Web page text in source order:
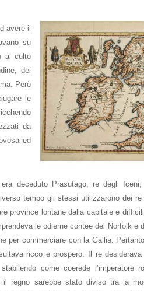
avere il
su
al culto
dei
Però
le
da
ed
era deceduto Prasutago, re degli
tempo gli stessi utilizzarono dei re
province lontane dalla capitale e
le odierne contee del Norfolk e
per commerciare con la Gallia.
ricco e prospero. Il re
come coerede l’imperatore
il regno sarebbe stato diviso tra la